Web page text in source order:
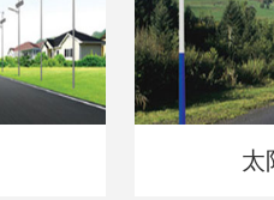
太